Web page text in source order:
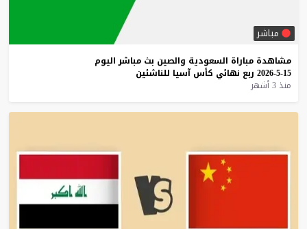
مباشر
مشاهدة مباراة السعودية والصين بث مباشر اليوم
15-5-2026
ربع نهائي كأس آسيا للناشئين
منذ 3 أشهر